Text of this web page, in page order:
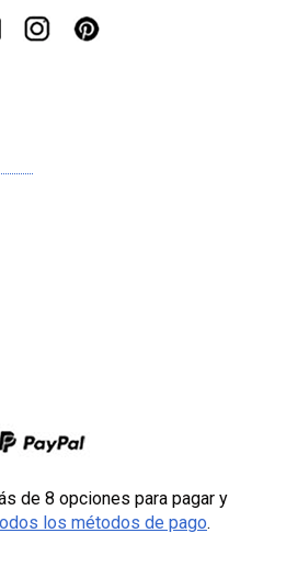
de 8 opciones para pagar y
los métodos de pago.